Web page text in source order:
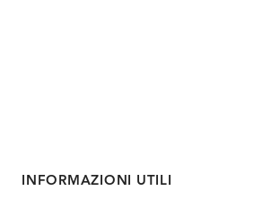
INFORMAZIONI UTILI